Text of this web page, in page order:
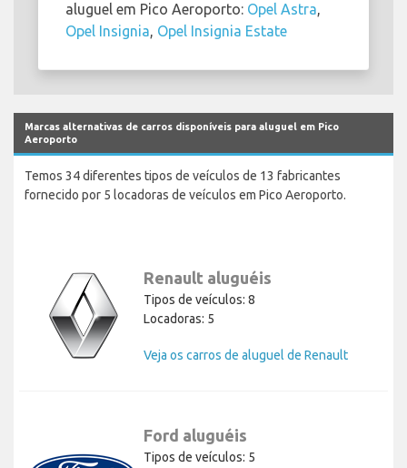
aluguel em Pico Aeroporto: Opel Astra,
Opel Insignia, Opel Insignia Estate
Marcas alternativas de carros disponíveis para aluguel em Pico
Aeroporto
Temos 34 diferentes tipos de veículos de 13 fabricantes
fornecido por 5 locadoras de veículos em Pico Aeroporto.
Renault aluguéis
Tipos de veículos: 8
Locadoras: 5
Veja os carros de aluguel de Renault
Ford aluguéis
Tipos de veículos: 5